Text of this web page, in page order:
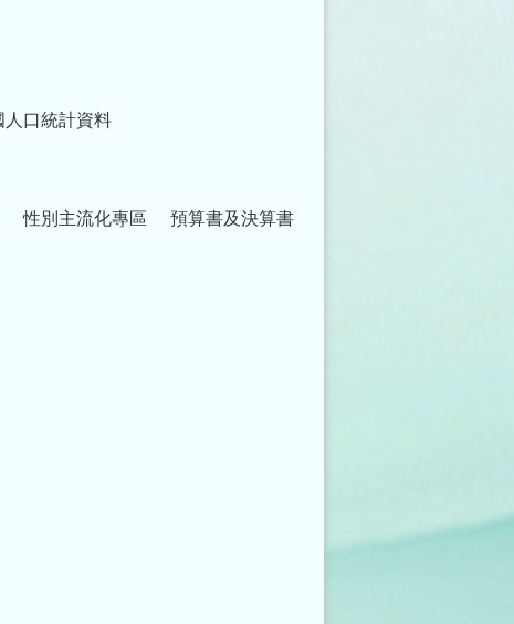
人口統計資料
性別主流化專區 預算書及決算書